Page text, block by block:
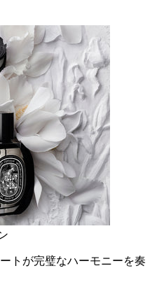
トが完璧なハーモニーを奏